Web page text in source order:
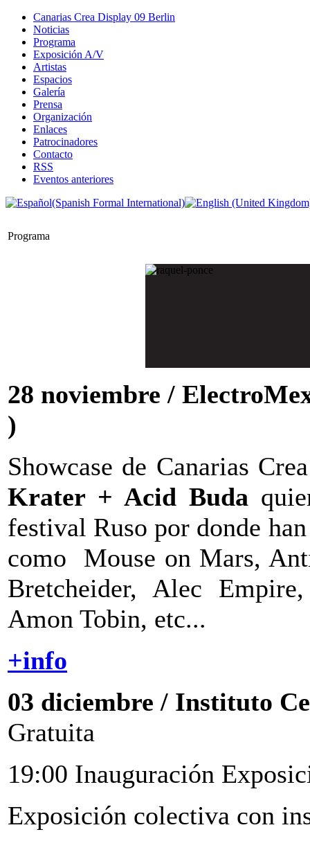
Canarias Crea Display 09 Berlin
Noticias
Programa
Exposición A/V
Artistas
Espacios
Galería
Prensa
Organización
Enlaces
Patrocinadores
Contacto
RSS
Eventos anteriores
Programa
28 noviembre /
)
Showcase de Canarias
Krater + Acid Buda
festival Ruso por donde
como Mouse on Mars,
Bretcheider, Alec
Amon Tobin, etc...
+info
03 diciembre / Instituto
Gratuita
19:00 Inauguración
Exposición colectiva con